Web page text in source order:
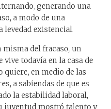
generando una
a modo de una
levedad existencial.
del fracaso, un
todavía en la casa de
quiere, en medio de las
a sabiendas de que es
la estabilidad laboral,
juventud mostró talento y